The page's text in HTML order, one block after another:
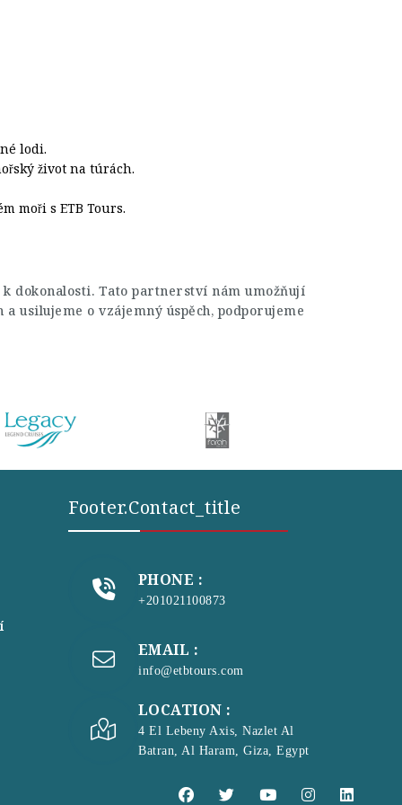
lodi.
život na túrách.
moři s ETB Tours.
dokonalosti. Tato partnerství nám umožňují
usilujeme o vzájemný úspěch, podporujeme
Footer.contact_title
PHONE :
+201021100873
EMAIL :
info@etbtours.com
LOCATION :
4 El Lebeny Axis, Nazlet Al
Batran, Al Haram, Giza, Egypt